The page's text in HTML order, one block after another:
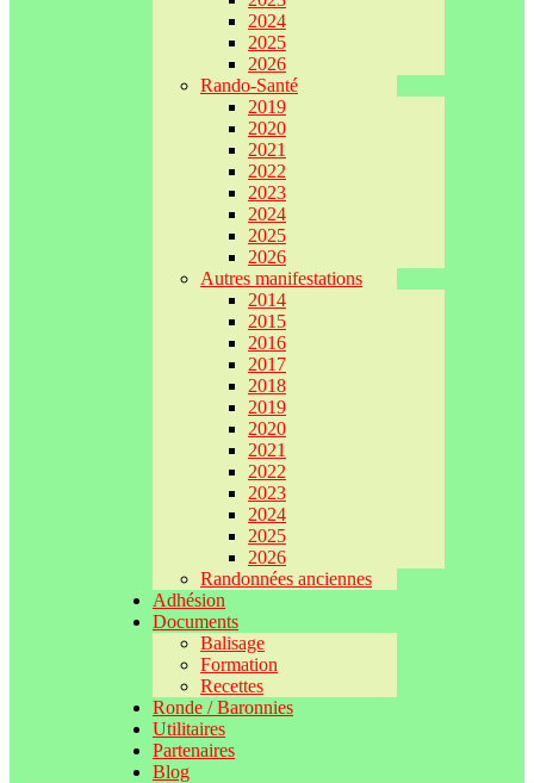
2024
2025
2026
Rando-Santé
2019
2020
2021
2022
2023
2024
2025
2026
Autres manifestations
2014
2015
2016
2017
2018
2019
2020
2021
2022
2023
2024
2025
2026
Randonnées anciennes
Adhésion
Documents
Balisage
Formation
Recettes
Ronde / Baronnies
Utilitaires
Partenaires
Blog